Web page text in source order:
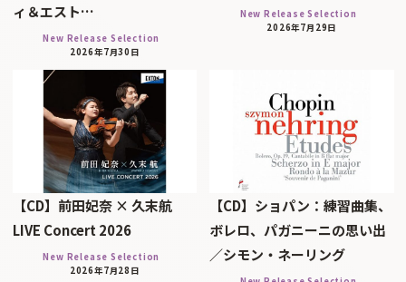
ィ＆エスト…
New Release Selection
2026年7月30日
New Release Selection
2026年7月29日
【CD】前田妃奈 × 久末航
LIVE Concert 2026
New Release Selection
2026年7月28日
【CD】ショパン：練習曲集、
ボレロ、パガニーニの思い出
／シモン・ネーリング